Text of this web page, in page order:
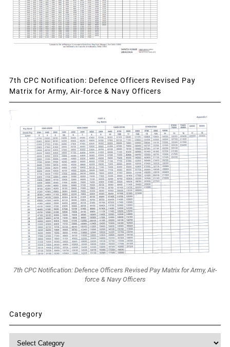
7th CPC Notification: Defence Officers Revised Pay
Matrix for Army, Air-force & Navy Officers
7th CPC Notification: Defence Officers Revised Pay Matrix for Army, Air-
force & Navy Officers
Category